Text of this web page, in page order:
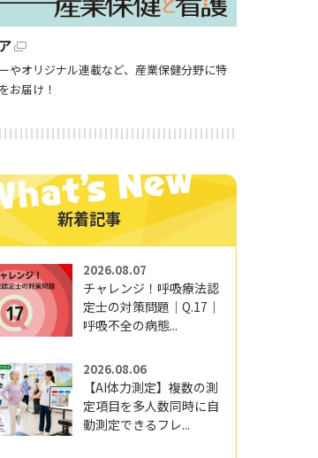
やオリジナル連載など、産業保健分野に特
お届け！
新着記事
2026.08.07
チャレンジ！呼吸療法認
定士の対策問題｜Q.17｜
呼吸不全の病態...
2026.08.06
【AI体力測定】複数の測
定項目を多人数同時に自
動測定できるフレ...